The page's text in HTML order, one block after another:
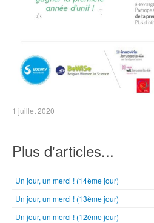
1 juillet 2020
Plus d'articles...
Un jour, un merci ! (14ème jour)
Un jour, un merci ! (13ème jour)
Un jour, un merci ! (12ème jour)